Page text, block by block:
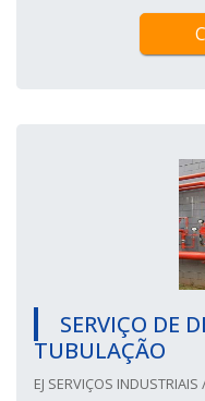
SERVIÇO DE
TUBULAÇÃO
EJ SERVIÇOS INDUSTRIAIS